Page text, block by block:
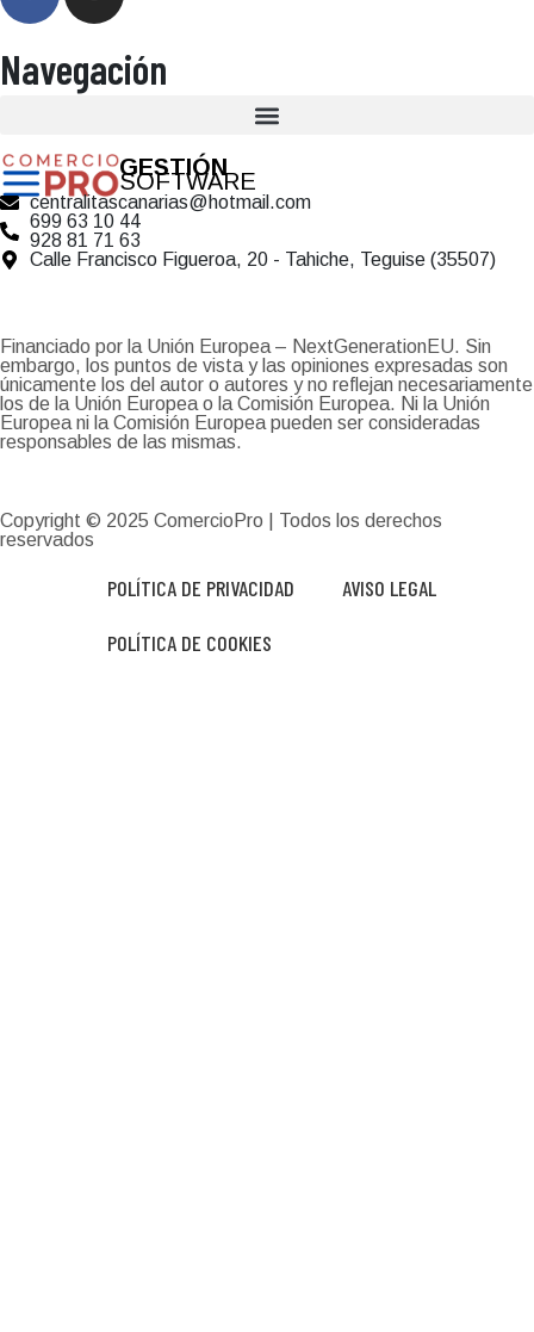
Navegación
GESTIÓN
SOFTWARE
centralitascanarias@hotmail.com
699 63 10 44
928 81 71 63
Calle Francisco Figueroa, 20 - Tahiche, Teguise (35507)
Financiado por la Unión Europea – NextGenerationEU. Sin
embargo, los puntos de vista y las opiniones expresadas son
únicamente los del autor o autores y no reflejan necesariamente
los de la Unión Europea o la Comisión Europea. Ni la Unión
Europea ni la Comisión Europea pueden ser consideradas
responsables de las mismas.
Copyright © 2025 ComercioPro | Todos los derechos
reservados
POLÍTICA DE PRIVACIDAD AVISO LEGAL
POLÍTICA DE COOKIES